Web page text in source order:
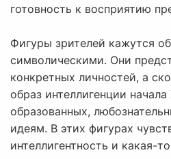
готовность к восприятию
Фигуры зрителей кажутся
символическими. Они
конкретных личностей, а
образ интеллигенции
образованных,
идеям. В этих фигурах
интеллигентность и какая-